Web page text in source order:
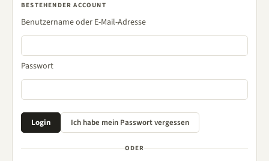
BESTEHENDER ACCOUNT
Benutzername oder E-Mail-Adresse
Passwort
ODER